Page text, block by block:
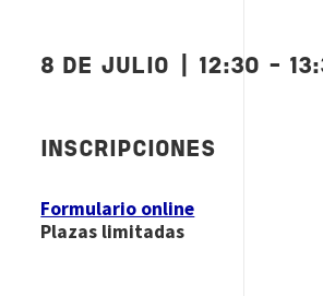
8 DE JULIO | 12:30 -
INSCRIPCIONES
Formulario online
Plazas limitadas